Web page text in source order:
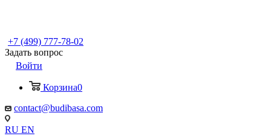
+7 (499) 777-78-02
Задать вопрос
Войти
Корзина0
contact@budibasa.com
RU EN